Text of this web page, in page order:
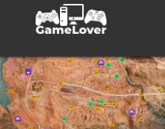
Поиск
ПЕРЕЙТИ
К
СОДЕРЖИМОМУ